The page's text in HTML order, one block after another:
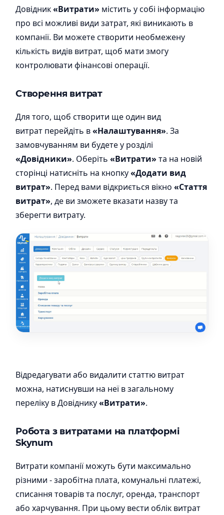
Довідник«Витрати» містить у собі інформацію
про всі можливі види затрат, які виникають в
компанії. Ви можете створити необмежену
кількість видів витрат, щоб мати змогу
контролювати фінансові операції.
Створення витрат
Для того, щоб створити ще один вид
витрат перейдіть в«Налаштування». За
замовчуванням ви будете у розділі
«Довідники». Оберіть «Витрати» та на новій
сторінці натисніть на кнопку«Додати вид
витрат». Перед вами відкриється вікно «Стаття
витрат», де ви зможете вказати назву та
зберегти витрату.
Відредагувати або видалити статтю витрат
можна, натиснувши на неї в загальному
переліку в Довіднику«Витрати».
Робота з витратами на платформі
Skynum
Витрати компанії можуть бути максимально
різними - заробітна плата, комунальні платежі,
списання товарів та послуг, оренда, транспорт
або харчування. При цьому вести облік витрат